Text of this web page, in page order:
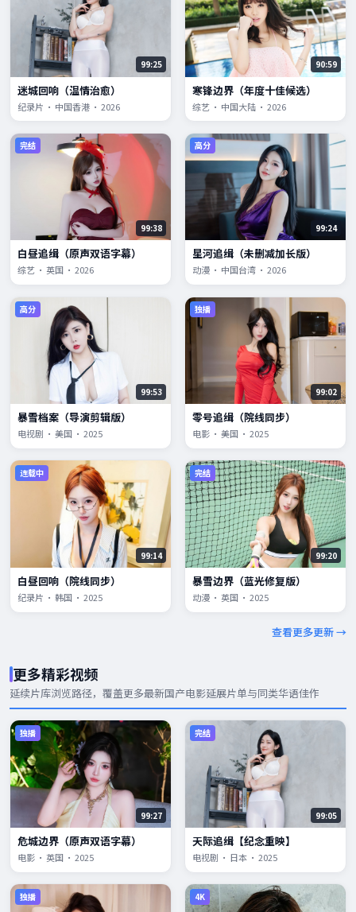
99:25
迷城回响（温情治愈）
纪录片 · 中国香港 · 2026
90:59
寒锋边界（年度十佳候选）
综艺 · 中国大陆 · 2026
完结
99:38
白昼追缉（原声双语字幕）
综艺 · 英国 · 2026
高分
99:24
星河追缉（未删减加长版）
动漫 · 中国台湾 · 2026
高分
99:53
暴雪档案（导演剪辑版）
电视剧 · 美国 · 2025
独播
99:02
零号追缉（院线同步）
电影 · 美国 · 2025
连载中
99:14
白昼回响（院线同步）
纪录片 · 韩国 · 2025
完结
99:20
暴雪边界（蓝光修复版）
动漫 · 英国 · 2025
查看更多更新 →
更多精彩视频
延续片库浏览路径，覆盖更多最新国产电影延展片单与同类华语佳作
独播
99:27
危城边界（原声双语字幕）
电影 · 英国 · 2025
完结
99:05
天际追缉【纪念重映】
电视剧 · 日本 · 2025
独播 4K